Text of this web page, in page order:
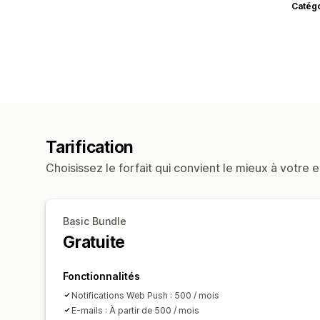
Tarification
Choisissez le forfait qui convient le mieux à votre
Basic Bundle
Gratuite
Fonctionnalités
Notifications Web Push : 500 / mois
E-mails : À partir de 500 / mois